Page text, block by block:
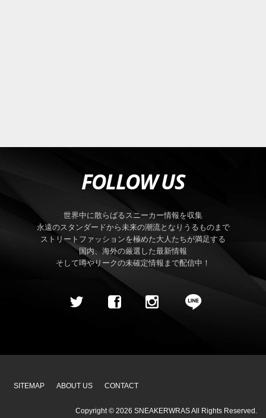
FOLLOW US
世界中に散らばるスニーカー情報を収集
永遠のスタンダードから未来の潮流となりうるものまで
ストリートファッションを極めた大人たちが満足する
国内、海外の厳選した最新情報
そして噂やリークの未確定情報まで配信中！
SITEMAP ABOUT US CONTACT
Copyright © 2026 SNEAKERWRASAll Rights Reserved.